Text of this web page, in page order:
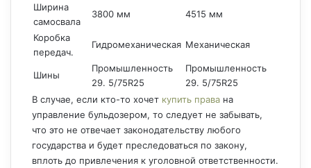
Ширина
самосвала
3800 мм 4515 мм
Коробка
передач.
Гидромеханическая Механическая
Шины
Промышленность
29. 5/75R25
Промышленность
29. 5/75R25
В случае, если кто-то хочет купить права на
управление бульдозером, то следует не забывать,
что это не отвечает законодательству любого
государства и будет преследоваться по закону,
вплоть до привлечения к уголовной ответственности.